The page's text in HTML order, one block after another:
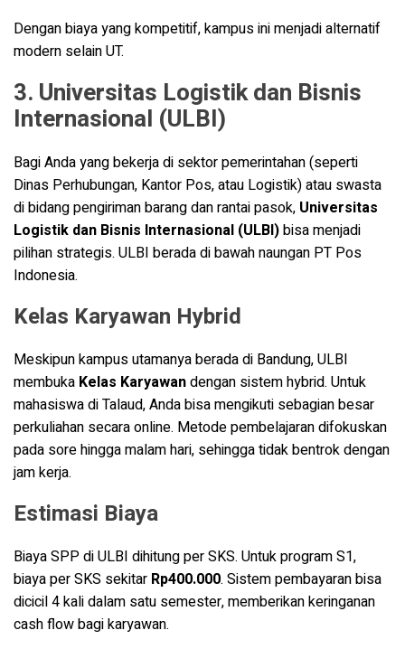
Dengan biaya yang kompetitif, kampus ini menjadi alternatif
modern selain UT.
3. Universitas Logistik dan Bisnis
Internasional (ULBI)
Bagi Anda yang bekerja di sektor pemerintahan (seperti
Dinas Perhubungan, Kantor Pos, atau Logistik) atau swasta
di bidang pengiriman barang dan rantai pasok, Universitas
Logistik dan Bisnis Internasional (ULBI)bisa menjadi
pilihan strategis. ULBI berada di bawah naungan PT Pos
Indonesia.
Kelas Karyawan Hybrid
Meskipun kampus utamanya berada di Bandung, ULBI
membuka Kelas Karyawandengan sistem hybrid. Untuk
mahasiswa di Talaud, Anda bisa mengikuti sebagian besar
perkuliahan secara online. Metode pembelajaran difokuskan
pada sore hingga malam hari, sehingga tidak bentrok dengan
jam kerja.
Estimasi Biaya
Biaya SPP di ULBI dihitung per SKS. Untuk program S1,
biaya per SKS sekitar Rp400.000. Sistem pembayaran bisa
dicicil 4 kali dalam satu semester, memberikan keringanan
cash flow bagi karyawan.